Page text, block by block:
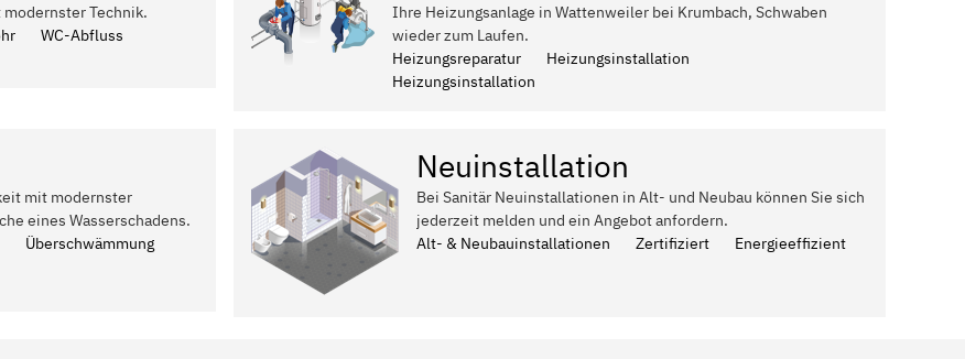
Technik.
WC-Abfluss
Ihre Heizungsanlage in Wattenweiler bei Krumbach, Schwaben
wieder zum Laufen.
Heizungsreparatur
Heizungsinstallation
Heizungsinstallation
mit modernster
eines Wasserschadens.
Überschwämmung
Neuinstallation
Bei Sanitär Neuinstallationen in Alt- und Neubau können Sie sich
jederzeit melden und ein Angebot anfordern.
Alt- & Neubauinstallationen
Zertifiziert Energieeffizient